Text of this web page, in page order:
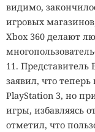
видимо,
игровых
Xbox 360 делают
11. Представитель
заявил, что
PlayStation 3, но
игры, избавляясь
отметил, что